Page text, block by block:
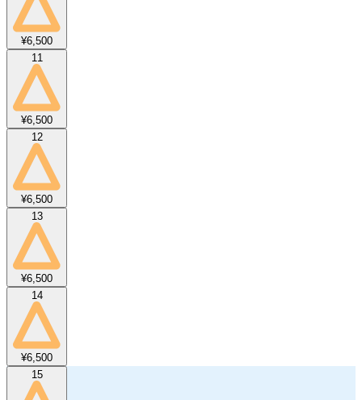
¥6,500
11
¥6,500
12
¥6,500
13
¥6,500
14
¥6,500
15